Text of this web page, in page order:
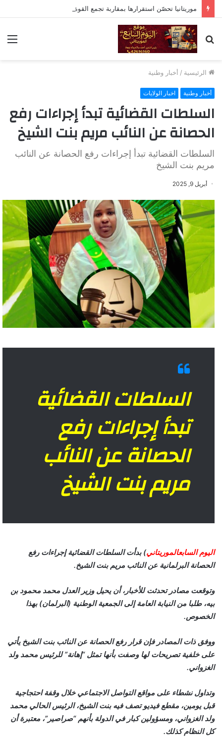
بحث
عن
الرئيسية / أخبار وطنية
أخبار وطنية اخبار الولايات
السلطات القضائية تبدأ إجراءات رفع
الحصانة عن النائب مريم بنت الشيخ
السلطات القضائية تبدأ إجراءات رفع الحصانة عن النائب
مريم بنت الشيخ
أبريل 9, 2025
السلطات القضائية
تبدأ إجراءات رفع
الحصانة عن النائب
مريم بنت الشيخ
اليوم السابعالموريتاني) بدأت السلطات القضائية إجراءات رفع
الحصانة البرلمانية عن النائب مريم بنت الشيخ.
وتوقعت مصادر تحدثت للأخبار، أن يحيل وزير العدل محمد محمود بن
بيه، طلبا من النيابة العامة إلى الجمعية الوطنية (البرلمان) بهذا
الخصوص.
ووفق ذات المصادر فإن قرار رفع الحصانة عن النائب بنت الشيخ يأتي
على خلفية تصريحات لها وصفت بأنها تمثل “إهانة” للرئيس محمد ولد
الغزواني.
وتداول نشطاء على مواقع التواصل الاجتماعي خلال وقفة احتجاجية
قبل يومين، مقطع فيديو تصف فيه بنت الشيخ، الرئيس الحالي محمد
ولد الغزواني، ومسؤولين كبار في الدولة بأنهم “صراصير”، معتبرة أن
كل النظام كذلك.